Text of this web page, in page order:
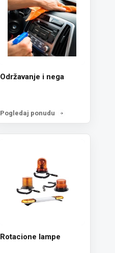
Održavanje i nega
Pogledaj ponudu
Rotacione lampe